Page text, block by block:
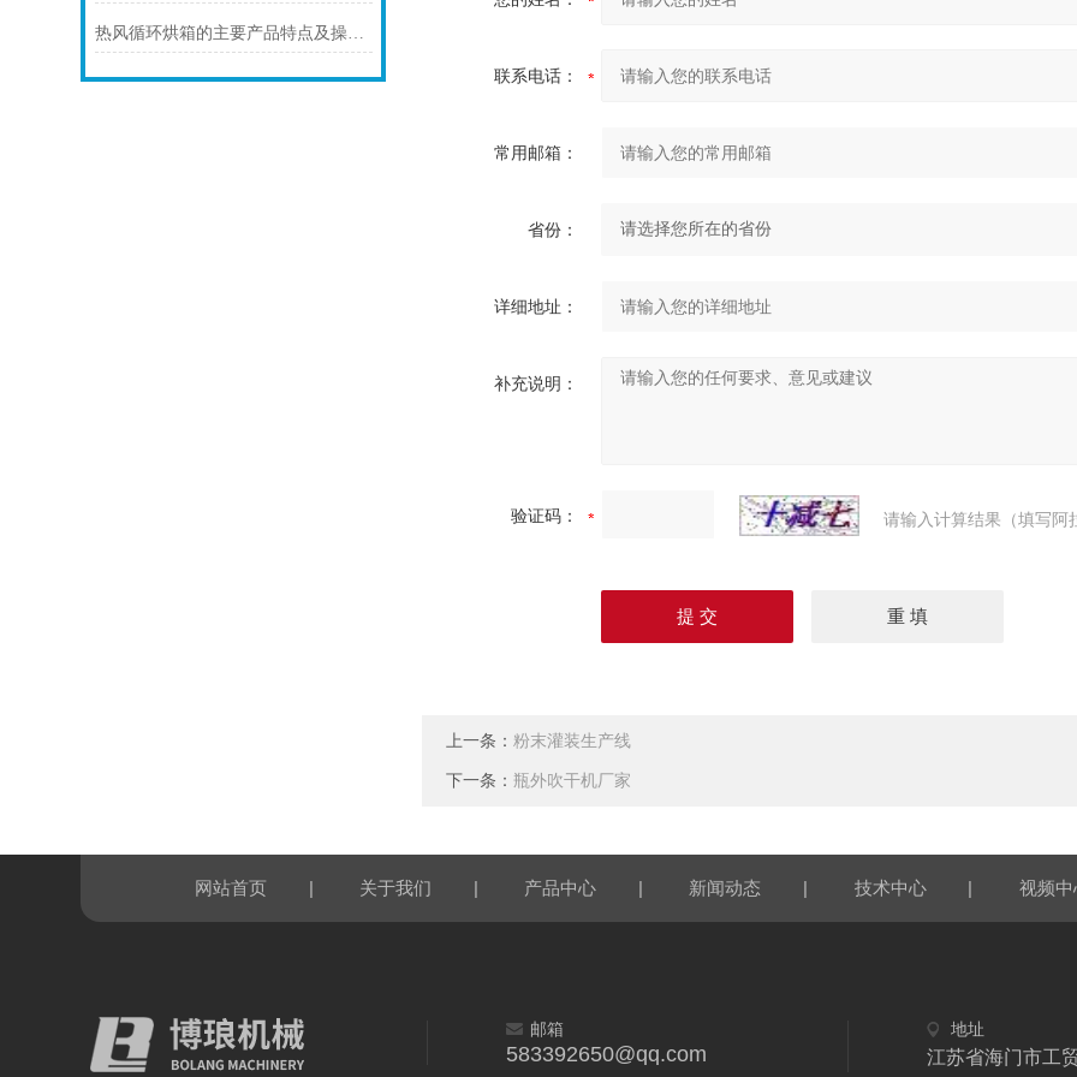
热风循环烘箱的主要产品特点及操作介绍
联系电话：
常用邮箱：
省份：
详细地址：
补充说明：
验证码： 请输入计算结果（填写阿
上一条： 粉末灌装生产线
下一条：瓶外吹干机厂家
网站首页 | 关于我们 | 产品中心 | 新闻动态 | 技术中心 | 视频中
邮箱
583392650@qq.com
地址
江苏省海门市工